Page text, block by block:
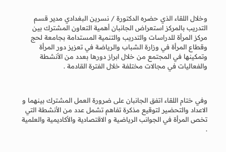
وخلال اللقاء الذي حضره الدكتورة / نسرين البغدادي مدير قسم
التدريب بالمركز استعراض الجانبان أهمية التعاون المشترك بين
مركز المرأة للدراسات والتدريب والتنمية المستدامة بجامعة لحج
وقطاع المرأة في وزارة الشباب والرياضة في تعزيز دور المرأة
وتمكينها في المجتمع من خلال ابراز دورها بعدد من الأنشطة
والفعاليات في مجالات مختلفة خلال الفترة القادمة .
وفي ختام اللقاء اتفق الجانبان على ضرورة العمل المشترك بينهما و
الاعداد والتحضير لتوقيع مذكرة تفاهم تشمل عدد من الأنشطة التي
تخص المرأة في الجوانب الرياضية و الاقتصادية والأكاديمية والعلمية
.